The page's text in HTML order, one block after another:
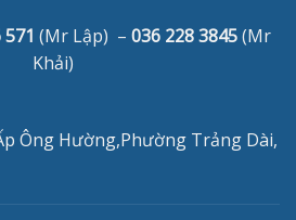
(Mr Lập) – 036 228 3845(Mr
Khải)
Ông Hường,Phường Trảng Dài,